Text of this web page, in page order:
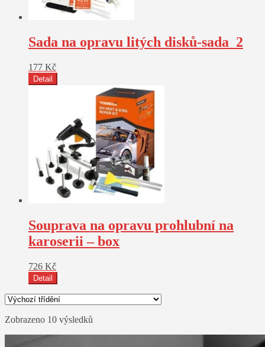
Sada na opravu litých disků-sada_2
177 Kč
Detail
Souprava na opravu prohlubní na
karoserii – box
726 Kč
Detail
Zobrazeno 10 výsledků